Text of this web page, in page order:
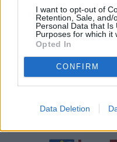
I want to opt-out of
Retention, Sale, and/
Personal Data that Is
Purposes for which it
Opted In
CONFIRM
Data Deletion
Targa di Lanciano in